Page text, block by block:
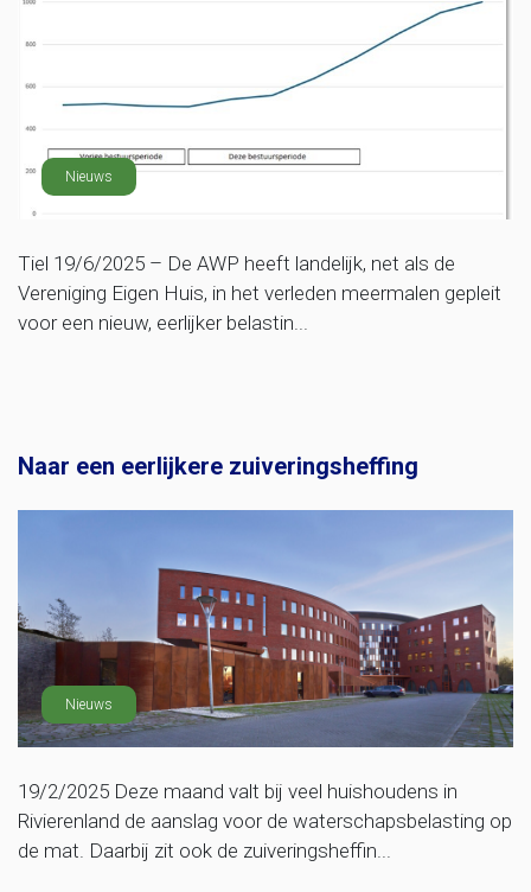
Nieuws
Tiel 19/6/2025 – De AWP heeft landelijk, net als de
Vereniging Eigen Huis, in het verleden meermalen gepleit
voor een nieuw, eerlijker belastin...
Naar een eerlijkere zuiveringsheffing
Nieuws
19/2/2025 Deze maand valt bij veel huishoudens in
Rivierenland de aanslag voor de waterschapsbelasting op
de mat. Daarbij zit ook de zuiveringsheffin...